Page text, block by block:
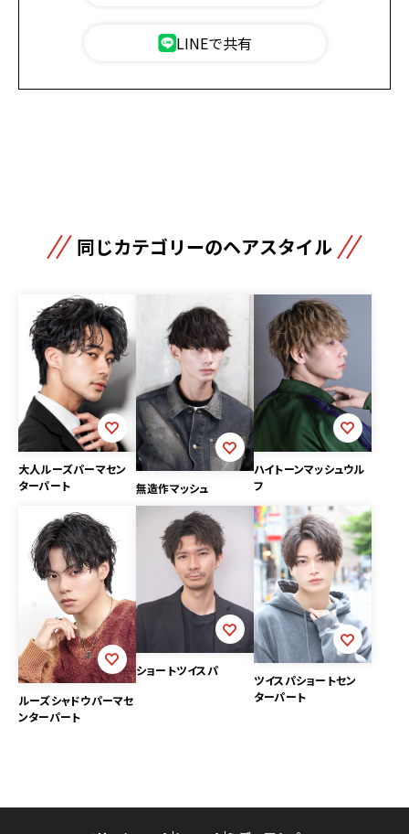
LINEで共有
同じカテゴリーのヘアスタイル
大人ルーズパーマセン
ターパート
無造作マッシュ
ハイトーンマッシュウル
フ
ルーズシャドウパーマセ
ンターパート
ショートツイスパ
ツイスパショートセン
ターパート